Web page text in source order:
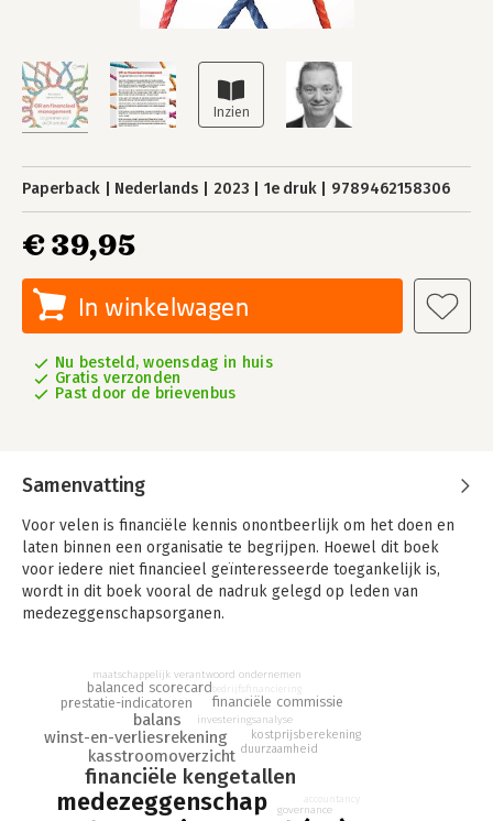
Paperback Nederlands 2023 1e druk 9789462158306
€ 39,95
In winkelwagen
Nu besteld, woensdag in huis
Gratis verzonden
Past door de brievenbus
Samenvatting
Voor velen is financiële kennis onontbeerlijk om het doen en
laten binnen een organisatie te begrijpen. Hoewel dit boek
voor iedere niet financieel geïnteresseerde toegankelijk is,
wordt in dit boek vooral de nadruk gelegd op leden van
medezeggenschapsorganen.
maken. Het is bedoeld om iemand de juiste vragen te laten
stellen en in staat te stellen met de verkregen informatie, een
mening te vormen. Echter, welke rol of functie je in de
organisatie ook hebt, er is altijd een drietal zaken die je op
financieel gebied zou moeten kunnen:
i. Het onderzoeken of een organisatie financieel gezond is en
op basis daarvan een beeld vormen wat dit betekent voor je
medezeggenschap
financiële kengetallen
kasstroomoverzicht
winst-en-verliesrekening
balans
prestatie-indicatoren
balanced scorecard
financiële commissie
investeringsanalyse
kostprijsberekening
duurzaamheid
maatschappelijk verantwoord ondernemen
governance
bedrijfsfinanciering
accountancy